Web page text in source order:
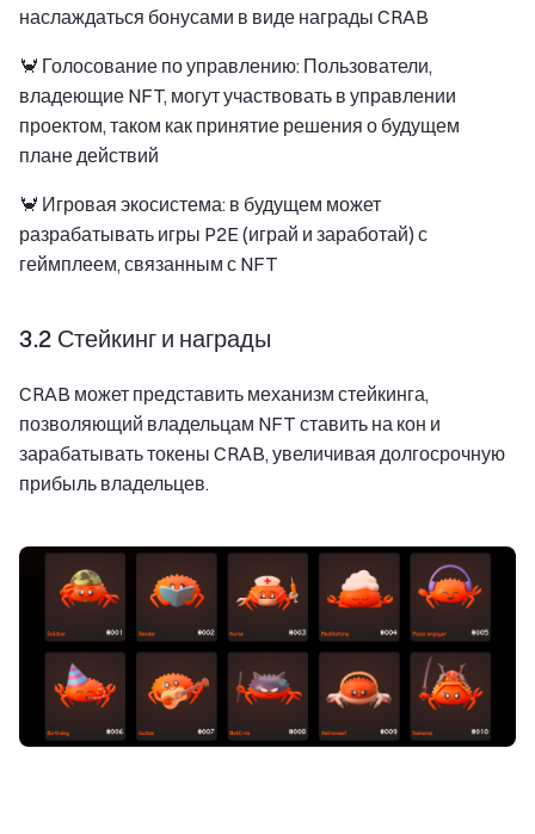
наслаждаться бонусами в виде награды CRAB
🦀 Голосование по управлению: Пользователи,
владеющие NFT, могут участвовать в управлении
проектом, таком как принятие решения о будущем
плане действий
🦀 Игровая экосистема: в будущем может
разрабатывать игры P2E (играй и заработай) с
геймплеем, связанным с NFT
3.2 Стейкинг и награды
CRAB может представить механизм стейкинга,
позволяющий владельцам NFT ставить на кон и
зарабатывать токены CRAB, увеличивая долгосрочную
прибыль владельцев.